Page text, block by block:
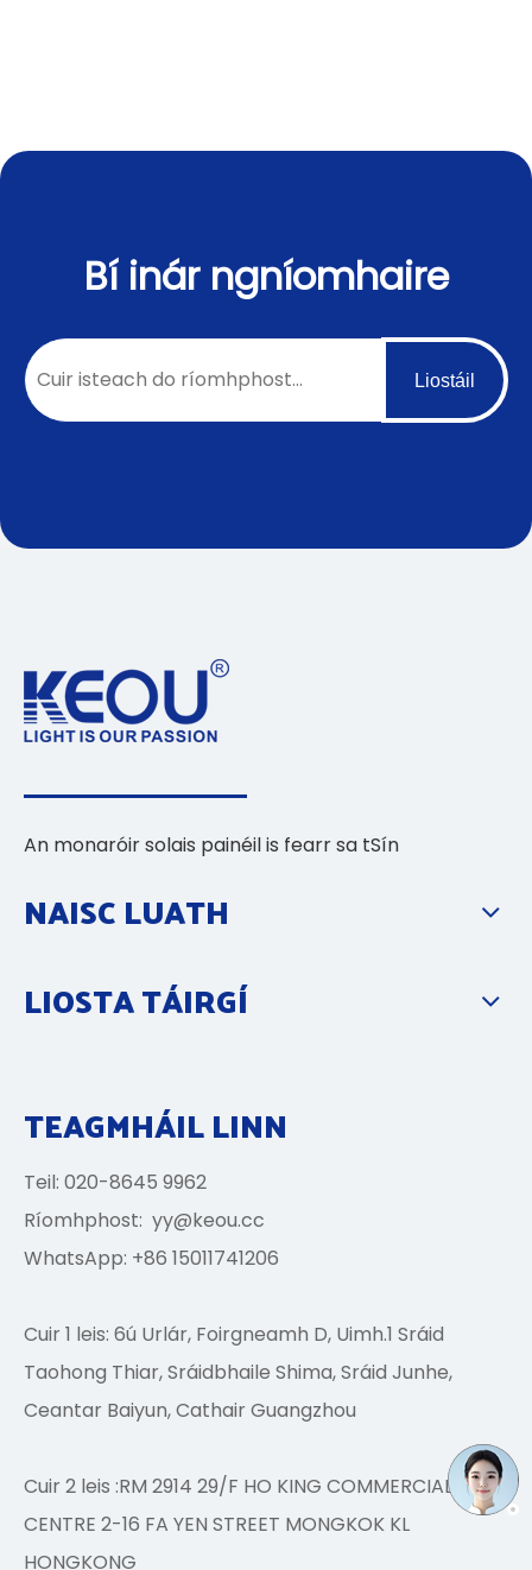
Bí inár ngníomhaire
Liostáil
An monaróir solais painéil is fearr sa tSín
NAISC LUATH
LIOSTA TÁIRGÍ
TEAGMHÁIL LINN
Teil: 020-8645 9962
Ríomhphost: yy@keou.cc
WhatsApp: +86 15011741206
Cuir 1 leis: 6ú Urlár, Foirgneamh D, Uimh.1 Sráid
Taohong Thiar, Sráidbhaile Shima, Sráid Junhe,
Ceantar Baiyun, Cathair Guangzhou
Cuir 2 leis :RM 2914 29/F HO KING COMMERCIAL
CENTRE 2-16 FA YEN STREET MONGKOK KL
HONGKONG